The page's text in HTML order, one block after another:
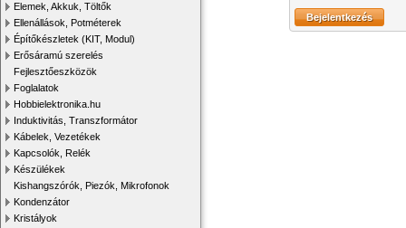
Elemek, Akkuk, Töltők
Ellenállások, Potméterek
Építőkészletek (KIT, Modul)
Erősáramú szerelés
Fejlesztőeszközök
Foglalatok
Hobbielektronika.hu
Induktivitás, Transzformátor
Kábelek, Vezetékek
Kapcsolók, Relék
Készülékek
Kishangszórók, Piezók, Mikrofonok
Kondenzátor
Kristályok